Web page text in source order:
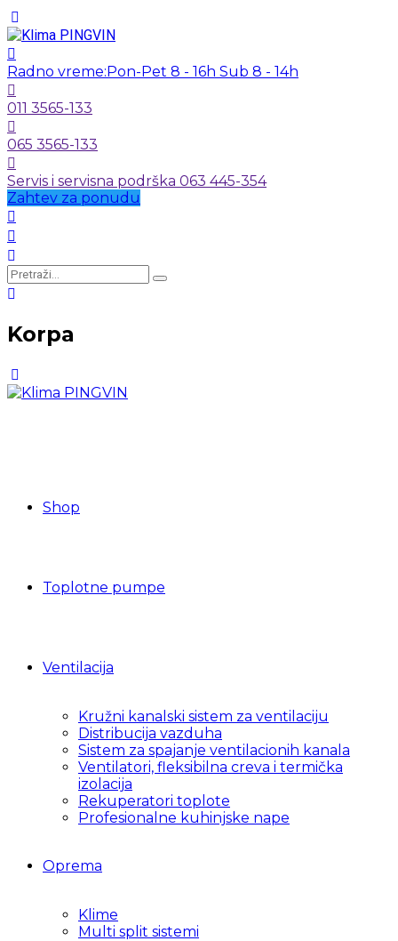
Radno vreme:Pon-Pet 8 - 16h Sub 8 - 14h
011 3565-133
065 3565-133
Servis i servisna podrška 063 445-354
Zahtev za ponudu
Korpa
Shop
Toplotne pumpe
Ventilacija
Kružni kanalski sistem za ventilaciju
Distribucija vazduha
Sistem za spajanje ventilacionih kanala
Ventilatori, fleksibilna creva i termička
izolacija
Rekuperatori toplote
Profesionalne kuhinjske nape
Oprema
Klime
Multi split sistemi